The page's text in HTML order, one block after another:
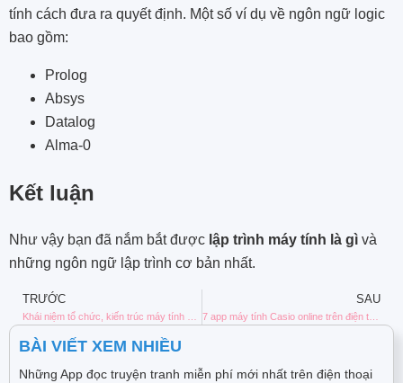
tính cách đưa ra quyết định. Một số ví dụ về ngôn ngữ logic
bao gồm:
Prolog
Absys
Datalog
Alma-0
Kết luận
Như vậy bạn đã nắm bắt được lập trình máy tính là gì và
những ngôn ngữ lập trình cơ bản nhất.
TRƯỚC SAU
7 app máy tính Casio online trên điện thoại Android, iOS
BÀI VIẾT XEM NHIỀU
Những App đọc truyện tranh miễn phí mới nhất trên điện thoại